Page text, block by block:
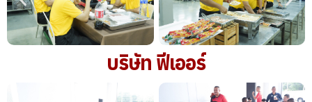
บริษัท ฟีเออร์